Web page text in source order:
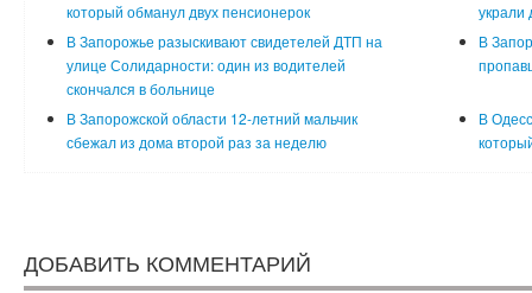
который обманул двух пенсионерок
украли
В Запорожье разыскивают свидетелей ДТП на
улице Солидарности: один из водителей
скончался в больнице
В
В Запорожской области 12-летний мальчик
сбежал из дома второй раз за неделю
В
ДОБАВИТЬ КОММЕНТАРИЙ